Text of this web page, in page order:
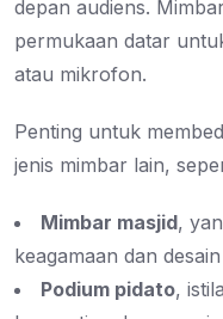
depan audiens.
permukaan datar
atau mikrofon.
Penting untuk
jenis mimbar lain,
Mimbar masjid,
keagamaan dan
Podium pidato,